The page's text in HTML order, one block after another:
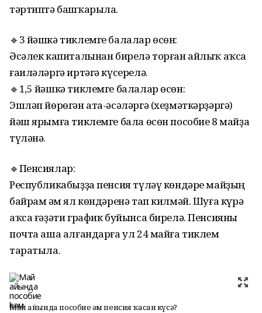
тәртиптә башҡарыла.
🔹3 йәшкә тиклемге балалар өсөн:
Әсәлек капиталынан бирелә торған айлыҡ аҡса
ғаиләләргә иртәгә күсерелә.
🔹1,5 йәшкә тиклемге балалар өсөн:
Эшләп йөрөгән ата-әсәләргә (хеҙмәткәрҙәргә)
йәш ярымға тиклемге бала өсөн пособие 8 майҙа
түләнә.
🔹Пенсиялар:
Республикабыҙҙа пенсия түләү көндәре майҙың
байрам һәм ял көндәренә тап килмәй. Шуға күрә
аҡса ғәҙәти график буйынса бирелә. Пенсияны
почта аша алғандарға ул 24 майға тиклем
таратыла.
Май айында пособие һәм пенсия ҡасан күсә?